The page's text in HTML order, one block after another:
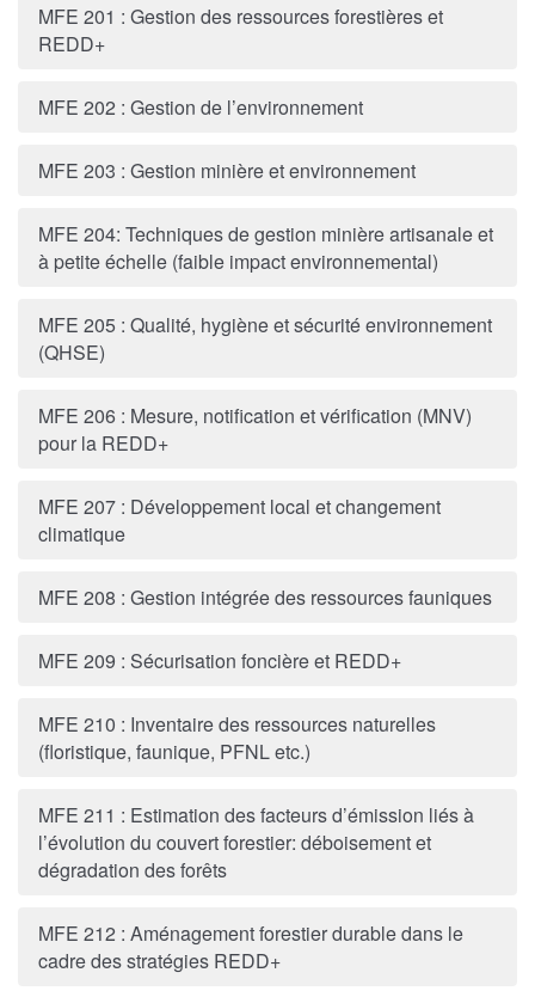
MFE 201 : Gestion des ressources forestières et
REDD+
MFE 202 : Gestion de l’environnement
MFE 203 : Gestion minière et environnement
MFE 204: Techniques de gestion minière artisanale et
à petite échelle (faible impact environnemental)
MFE 205 : Qualité, hygiène et sécurité environnement
(QHSE)
MFE 206 : Mesure, notification et vérification (MNV)
pour la REDD+
MFE 207 : Développement local et changement
climatique
MFE 208 : Gestion intégrée des ressources fauniques
MFE 209 : Sécurisation foncière et REDD+
MFE 210 : Inventaire des ressources naturelles
(floristique, faunique, PFNL etc.)
MFE 211 : Estimation des facteurs d’émission liés à
l’évolution du couvert forestier: déboisement et
dégradation des forêts
MFE 212 : Aménagement forestier durable dans le
cadre des stratégies REDD+